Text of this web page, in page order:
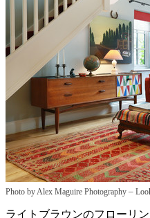
Photo by Alex Maguire Photography –
ライトブラウンのフローリ